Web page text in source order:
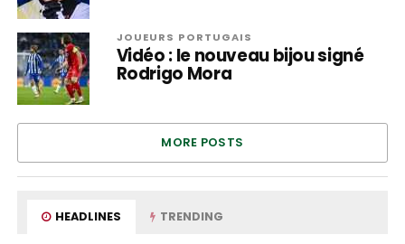
JOUEURS PORTUGAIS
Vidéo : le nouveau bijou signé
Rodrigo Mora
MORE POSTS
HEADLINES TRENDING